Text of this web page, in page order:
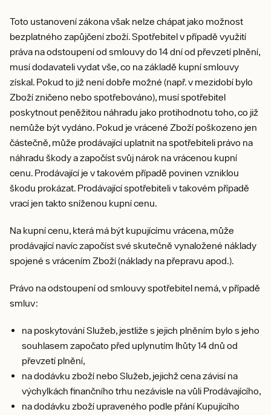
Toto ustanovení zákona však nelze chápat jako možnost
bezplatného zapůjčení zboží. Spotřebitel v případě využití
práva na odstoupení od smlouvy do 14 dní od převzetí plnění,
musí dodavateli vydat vše, co na základě kupní smlouvy
získal. Pokud to již není dobře možné (např. v mezidobí bylo
Zboží zničeno nebo spotřebováno), musí spotřebitel
poskytnout peněžitou náhradu jako protihodnotu toho, co již
nemůže být vydáno. Pokud je vrácené Zboží poškozeno jen
částečně, může prodávající uplatnit na spotřebiteli právo na
náhradu škody a započíst svůj nárok na vrácenou kupní
cenu. Prodávající je v takovém případě povinen vzniklou
škodu prokázat. Prodávající spotřebiteli v takovém případě
vrací jen takto sníženou kupní cenu.
Na kupní cenu, která má být kupujícímu vrácena, může
prodávající navíc započíst své skutečně vynaložené náklady
spojené s vrácením Zboží (náklady na přepravu apod.).
Právo na odstoupení od smlouvy spotřebitel nemá, v případě
smluv:
na poskytování Služeb, jestliže s jejich plněním bylo s jeho
souhlasem započato před uplynutím lhůty 14 dnů od
převzetí plnění,
na dodávku zboží nebo Služeb, jejichž cena závisí na
výchylkách finančního trhu nezávisle na vůli Prodávajícího,
na dodávku zboží upraveného podle přání Kupujícího